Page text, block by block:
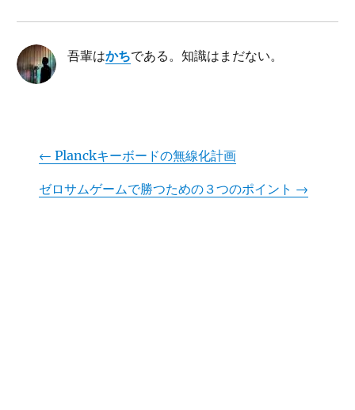
吾輩はかちである。知識はまだない。
← Planckキーボードの無線化計画
ゼロサムゲームで勝つための３つのポイント →